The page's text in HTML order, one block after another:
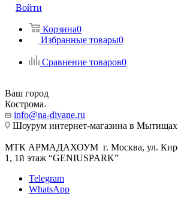
Войти
Корзина0
Избранные товары0
Сравнение товаров0
Ваш город
Кострома
info@na-divane.ru
Шоурум интернет-магазина в Мытищах
МТК АРМАДАХОУМ г. Москва, ул.
1, 1й этаж “GENIUSPARK”
Telegram
WhatsApp